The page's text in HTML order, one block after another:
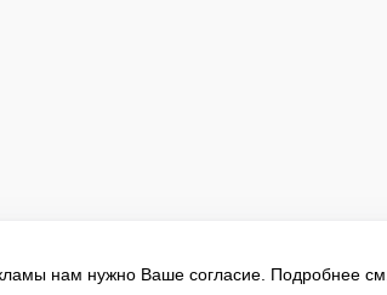
нам нужно Ваше согласие. Подробнее см.